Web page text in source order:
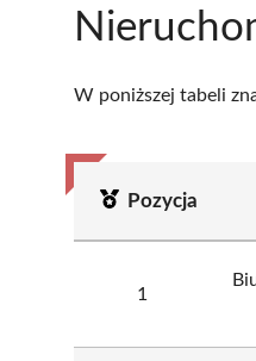
W poniższej tabeli
Pozycja
1